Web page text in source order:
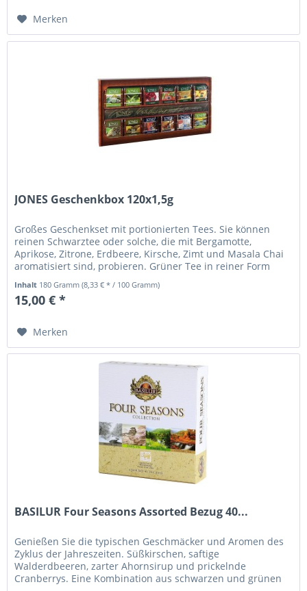
Merken
JONES Geschenkbox 120x1,5g
Großes Geschenkset mit portionierten Tees. Sie können
reinen Schwarztee oder solche, die mit Bergamotte,
Aprikose, Zitrone, Erdbeere, Kirsche, Zimt und Masala Chai
aromatisiert sind, probieren. Grüner Tee in reiner Form
Inhalt 180 Gramm(8,33 € * / 100 Gramm)
15,00 € *
Merken
BASILUR Four Seasons Assorted Bezug 40...
Genießen Sie die typischen Geschmäcker und Aromen des
Zyklus der Jahreszeiten. Süßkirschen, saftige
Walderdbeeren, zarter Ahornsirup und prickelnde
Cranberrys. Eine Kombination aus schwarzen und grünen